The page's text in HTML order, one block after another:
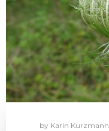
by Karin Kurzmann